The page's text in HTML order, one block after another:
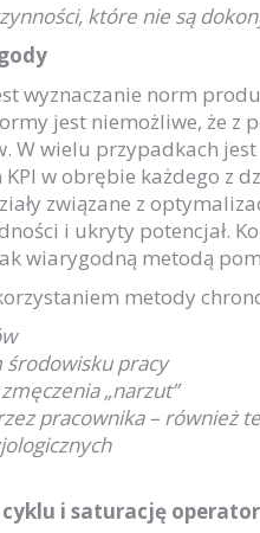
które nie są
wyznaczanie norm
jest niemożliwe, że z
W wielu przypadkach
w obrębie każdego z
związane z
i ukryty potencjał.
wiarygodną metodą
metody
pracy
„narzut”
pracownika – również
i saturację